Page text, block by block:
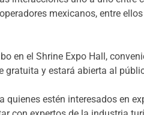
mexicanos, entre
en el Shrine Expo Hall,
gratuita y estará abierta al
estén interesados en